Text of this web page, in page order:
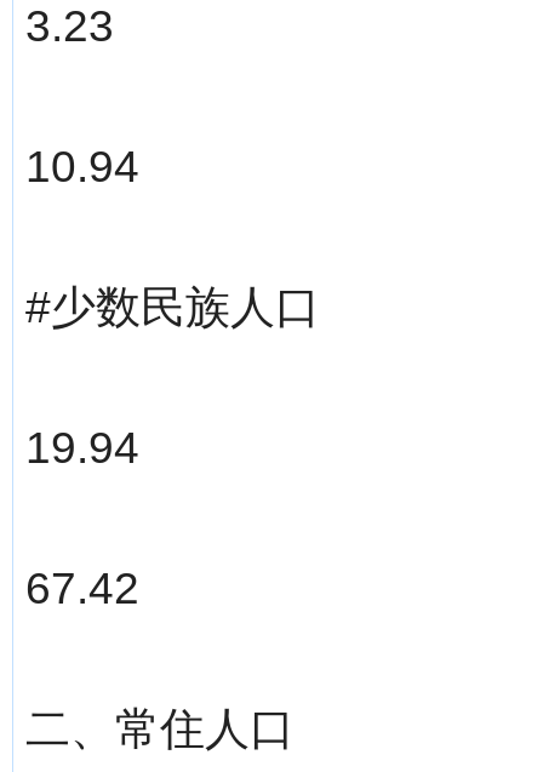
3.23
10.94
#少数民族人口
19.94
67.42
二、常住人口